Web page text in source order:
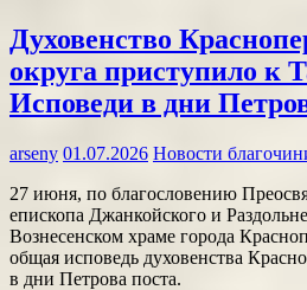
Духовенство
округа приступило к
Исповеди в дни
arseny 01.07.2026 Новости
27 июня, по благословению
епископа Джанкойского и
Вознесенском храме города
общая исповедь духовенства
в дни Петрова поста.